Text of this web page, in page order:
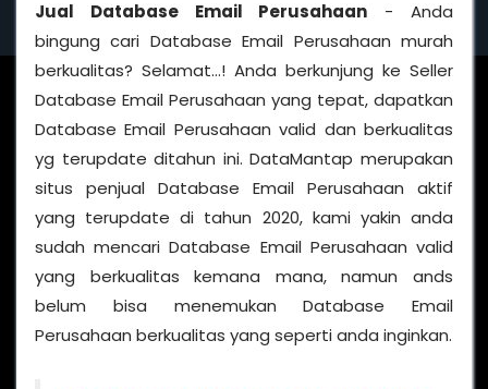
Jual Database Email Perusahaan - Anda
bingung cari Database Email Perusahaan murah
berkualitas? Selamat…! Anda berkunjung ke Seller
Database Email Perusahaan yang tepat, dapatkan
Database Email Perusahaan valid dan berkualitas
yg terupdate ditahun ini. DataMantap merupakan
situs penjual Database Email Perusahaan aktif
yang terupdate di tahun 2020, kami yakin anda
sudah mencari Database Email Perusahaan valid
yang berkualitas kemana mana, namun ands
belum bisa menemukan Database Email
Perusahaan berkualitas yang seperti anda inginkan.